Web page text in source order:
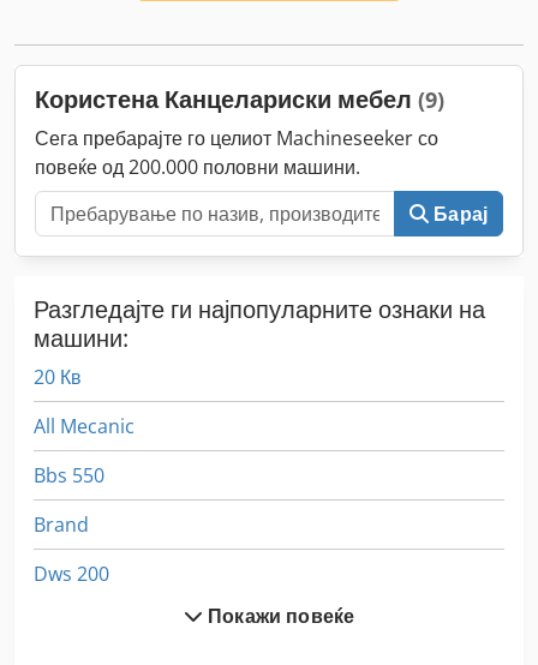
Користена Канцелариски мебел (9)
Сега пребарајте го целиот Machineseeker со
повеќе од 200.000 половни машини.
Барај
Разгледајте ги најпопуларните ознаки на
машини:
20 Кв
All Mecanic
Bbs 550
Brand
Dws 200
Покажи повеќе